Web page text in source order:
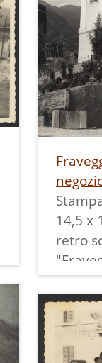
Borgo.
ZUM
MIT
Sullo
testo
5 heller.
Il
data
14,5 x
retro
La
"Foto
Nello